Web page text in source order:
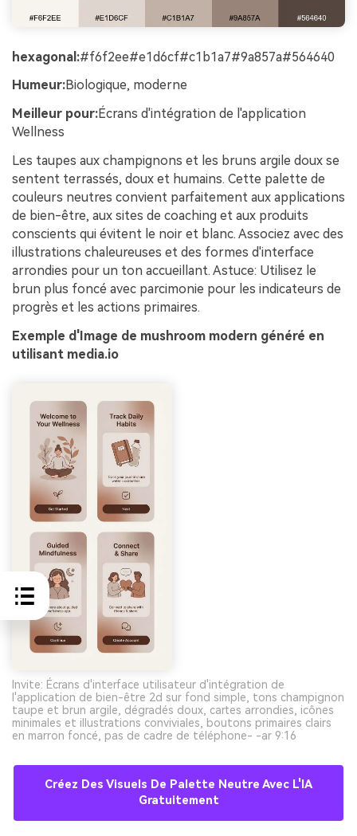
hexagonal:#f6f2ee#e1d6cf#c1b1a7#9a857a#564640
Humeur:Biologique, moderne
Meilleur pour:Écrans d'intégration de l'application
Wellness
Les taupes aux champignons et les bruns argile doux se
sentent terrassés, doux et humains. Cette palette de
couleurs neutres convient parfaitement aux applications
de bien-être, aux sites de coaching et aux produits
conscients qui évitent le noir et blanc. Associez avec des
illustrations chaleureuses et des formes d'interface
arrondies pour un ton accueillant. Astuce: Utilisez le
brun plus foncé avec parcimonie pour les indicateurs de
progrès et les actions primaires.
Exemple d'Image de mushroom modern généré en
utilisant media.io
Invite: Écrans d'interface utilisateur d'intégration de
l'application de bien-être 2d sur fond simple, tons champignon
taupe et brun argile, dégradés doux, cartes arrondies, icônes
minimales et illustrations conviviales, boutons primaires clairs
en marron foncé, pas de cadre de téléphone- -ar 9:16
Créez Des Visuels De Palette Neutre Avec L'IA
Gratuitement